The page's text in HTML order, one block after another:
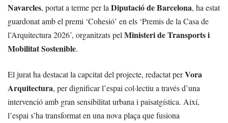
Navarcles, portat a terme per la Diputació de Barcelona, ha estat
guardonat amb el premi ‘Cohesió’ en els ‘Premis de la Casa de
l’Arquitectura 2026’, organitzats pel Ministeri de Transports i
Mobilitat Sostenible.
El jurat ha destacat la capcitat del projecte, redactat perVora
Arquitectura, per dignificar l’espai col·lectiu a través d’una
intervenció amb gran sensibilitat urbana i paisatgística. Així,
l’espai s’ha transformat en una nova plaça que fusiona